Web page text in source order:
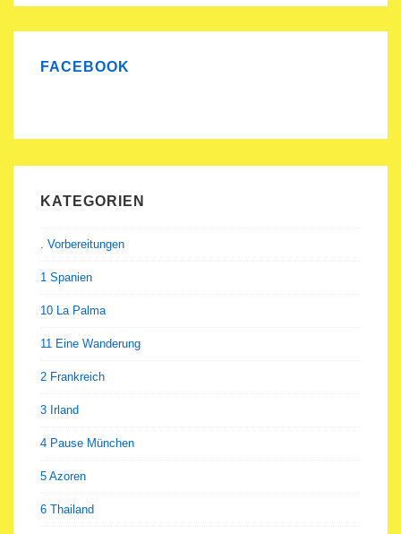
FACEBOOK
KATEGORIEN
. Vorbereitungen
1 Spanien
10 La Palma
11 Eine Wanderung
2 Frankreich
3 Irland
4 Pause München
5 Azoren
6 Thailand